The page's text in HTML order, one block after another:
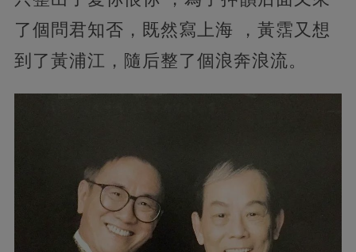
了個問君知否，既然寫上海 ，黃霑又想
到了黃浦江，隨后整了個浪奔浪流。